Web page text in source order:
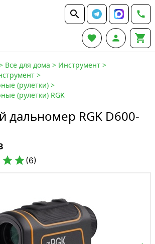
 
  
Все для дома > Инструмент >
>
(рулетки) >
(рулетки) RGK
дальномер RGK D600-
(6)